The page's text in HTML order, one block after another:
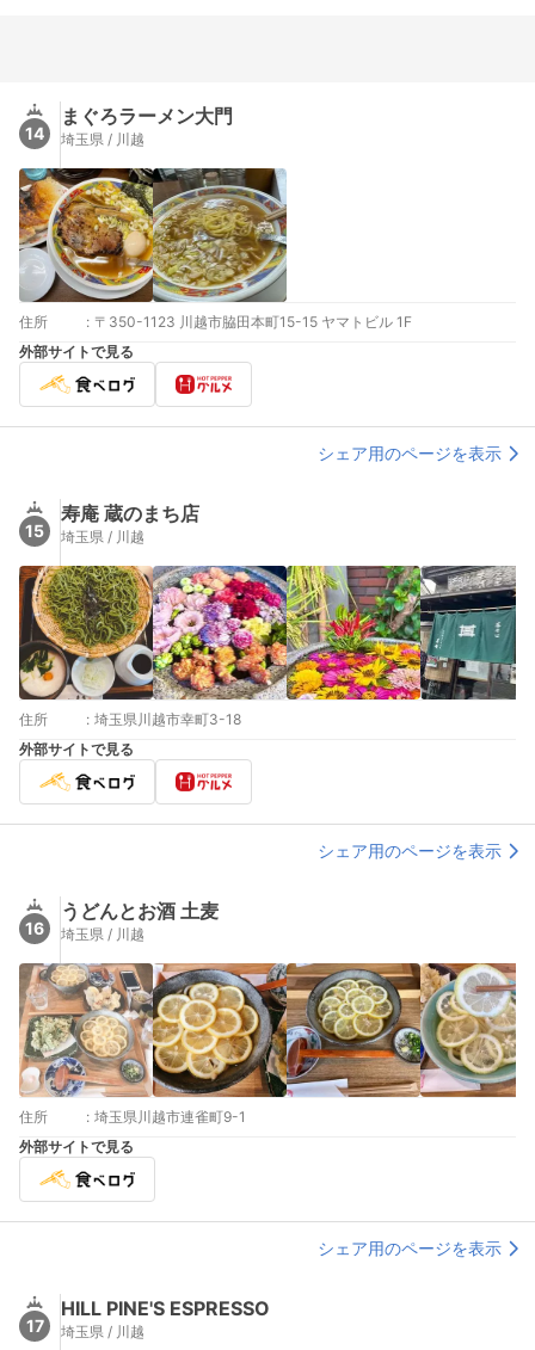
14
まぐろラーメン大門
埼玉県 / 川越
住所 : 〒350-1123 川越市脇田本町15-15 ヤマトビル 1F
外部サイトで見る
シェア用のページを表示
15
寿庵 蔵のまち店
埼玉県 / 川越
住所 : 埼玉県川越市幸町3-18
外部サイトで見る
シェア用のページを表示
16
うどんとお酒 土麦
埼玉県 / 川越
住所 : 埼玉県川越市連雀町9-1
外部サイトで見る
シェア用のページを表示
17
HILL PINE'S ESPRESSO
埼玉県 / 川越